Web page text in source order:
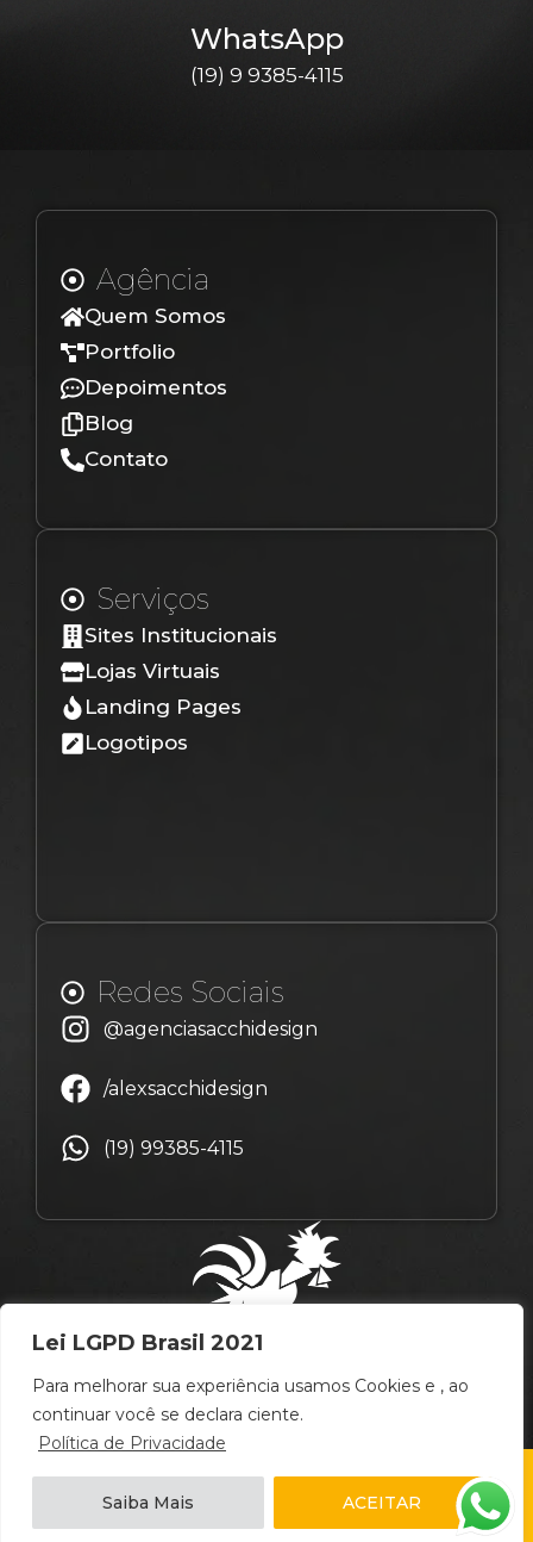
Lei LGPD Brasil 2021
Para melhorar sua experiência usamos Cookies e , ao
continuar você se declara ciente.
Política de Privacidade
Saiba Mais ACEITAR
WhatsApp
(19) 9 9385-4115
Agência
Quem Somos
Portfolio
Depoimentos
Blog
Contato
Serviços
Sites Institucionais
Lojas Virtuais
Landing Pages
Logotipos
Redes Sociais
@agenciasacchidesign
/alexsacchidesign
(19) 99385-4115
© Copyright Alex Sacchi Design – 2009 ~ 2026 –
Campinas
/Brasil